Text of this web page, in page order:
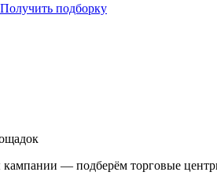
Получить подборку
кампании — подберём торговые